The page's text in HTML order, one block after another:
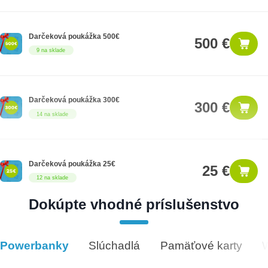
9 na sklade
Darčeková poukážka 500€ 500 €
14 na sklade
Darčeková poukážka 300€ 300 €
12 na sklade
Darčeková poukážka 25€ 25 €
8 na sklade
Dokúpte vhodné príslušenstvo
Vhodné príslušenstvo
Powerbanky Slúchadlá Pamäťové karty